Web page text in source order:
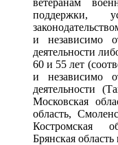
ветеранам
поддержки,
и независимо
деятельности
60 и 55 лет
и независимо
деятельности
Московская
область,
Костромская
Брянская область